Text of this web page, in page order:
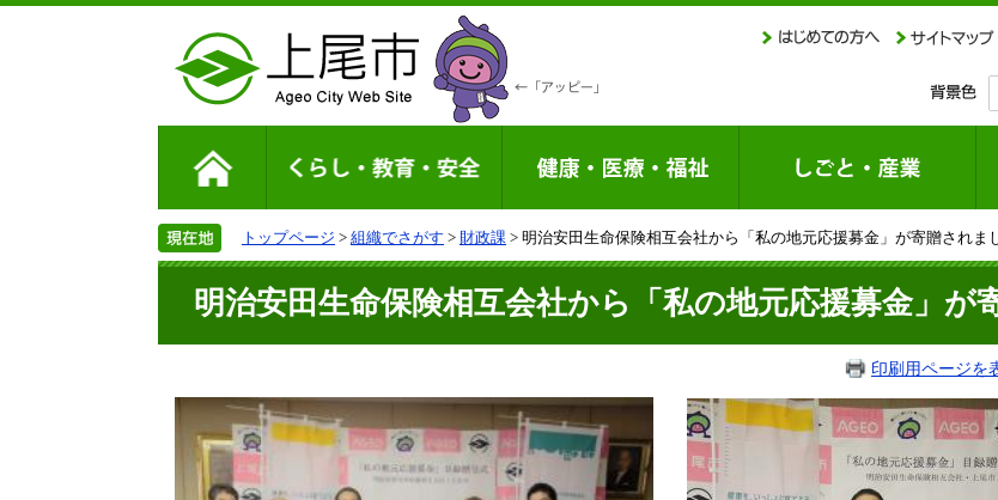
トップページ > 組織でさがす > 財政課 > 明治安田生命保険相互会社から「私の地元応援募金」が寄贈されま
明治安田生命保険相互会社から「私の地元応援募金」が
印刷用ページを